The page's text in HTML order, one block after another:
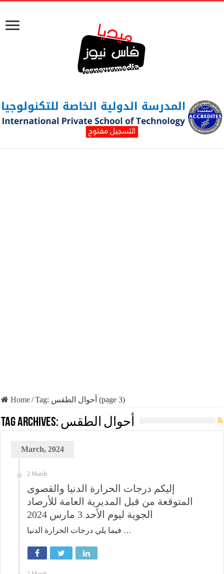
Home/Tag: أحوال الطقس (page 3)
Tag Archives: أحوال الطقس
March, 2024
2 March
إليكم درجات الحرارة الدنيا والقصوى
المتوقعة من قبل المديرية العامة للأرصاد
الجوية ليوم الأحد 3 مارس 2024
فيما يلي درجات الحرارة الدنيا …